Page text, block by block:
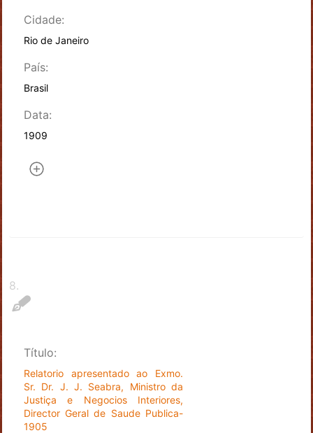
Cidade:
Rio de Janeiro
País:
Brasil
Data:
1909
8.
Título:
Relatorio apresentado ao Exmo.
Sr. Dr. J. J. Seabra, Ministro da
Justiça e Negocios Interiores,
Director Geral de Saude Publica-
1905